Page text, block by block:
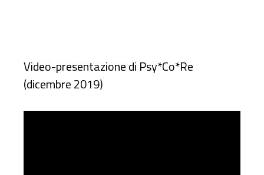
Video-presentazione di Psy*Co*Re
(dicembre 2019)